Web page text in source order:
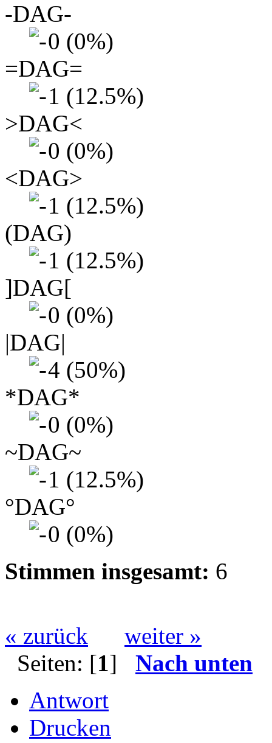
-DAG-
0 (0%)
=DAG=
1 (12.5%)
>DAG<
0 (0%)
<DAG>
1 (12.5%)
(DAG)
1 (12.5%)
]DAG[
0 (0%)
|DAG|
4 (50%)
*DAG*
0 (0%)
~DAG~
1 (12.5%)
°DAG°
0 (0%)
Stimmen insgesamt: 6
« zurück
weiter »
Seiten: [1] Nach unten
Antwort
Drucken